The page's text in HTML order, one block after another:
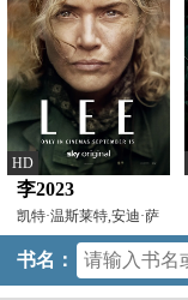
HD
李2023
凯特·温斯莱特,安迪·萨
姆伯格,亚历山大·
书名：